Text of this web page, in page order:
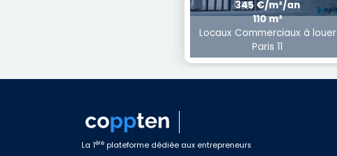
345 €/m²/an
110 m²
Locaux Commerciaux à louer
Paris 11
La 1ère plateforme dédiée aux entrepreneurs